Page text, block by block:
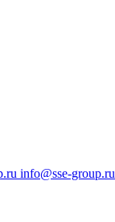
info@sse-group.ru